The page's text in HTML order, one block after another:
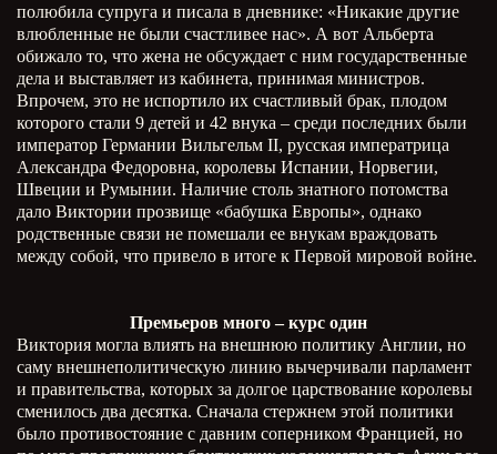
полюбила супруга и писала в дневнике: «Никакие другие
влюбленные не были счастливее нас». А вот Альберта
обижало то, что жена не обсуждает с ним государственные
дела и выставляет из кабинета, принимая министров.
Впрочем, это не испортило их счастливый брак, плодом
которого стали 9 детей и 42 внука – среди последних были
император Германии Вильгельм II, русская императрица
Александра Федоровна, королевы Испании, Норвегии,
Швеции и Румынии. Наличие столь знатного потомства
дало Виктории прозвище «бабушка Европы», однако
родственные связи не помешали ее внукам враждовать
между собой, что привело в итоге к Первой мировой войне.
Премьеров много – курс один
Виктория могла влиять на внешнюю политику Англии, но
саму внешнеполитическую линию вычерчивали парламент
и правительства, которых за долгое царствование королевы
сменилось два десятка. Сначала стержнем этой политики
было противостояние с давним соперником Францией, но